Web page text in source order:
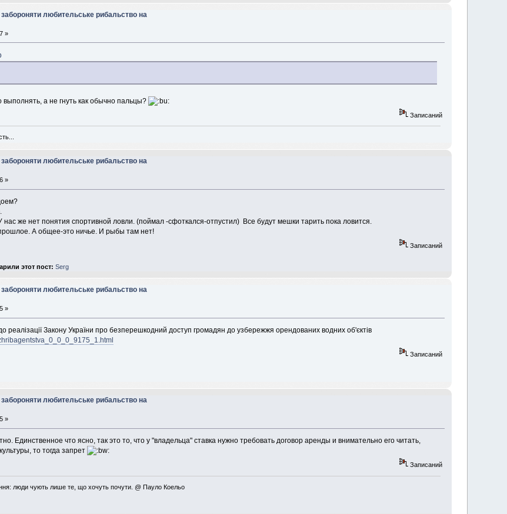
любительське рибальство на
»
а не гнуть как обычно пальцы?
Записаний
любительське рибальство на
»
нас же нет понятия спортивной ловли. (поймал -сфоткался-отпустил) Все будут мешки тарить пока ловится.
прошлое. А общее-это ничье. И рыбы там нет!
Записаний
этот пост: Serg
любительське рибальство на
»
реалізації Закону України про безперешкодний доступ громадян до узбережжя орендованих водних об'єктів
Записаний
любительське рибальство на
»
Единственное что ясно, так это то, что у "владельца" ставка нужно требовать договор аренды и внимательно его читать,
то тогда запрет
Записаний
люди чують лише те, що хочуть почути. @ Пауло Коельо